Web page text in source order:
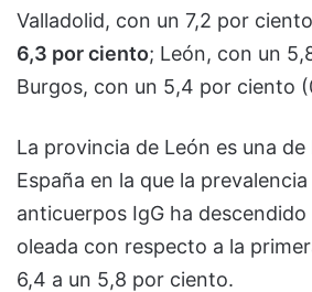
Valladolid, con un 7,2 por
6,3 por ciento; León, con un
Burgos, con un 5,4 por ciento
La provincia de León es una de
España en la que la
anticuerpos IgG ha
oleada con respecto a la
6,4 a un 5,8 por ciento.